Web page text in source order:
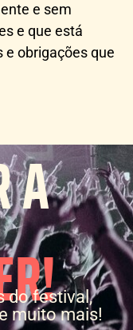
e sem
e que está
obrigações que
A
do festival,
muito mais!